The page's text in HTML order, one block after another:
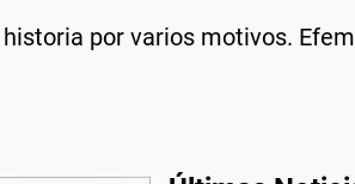
por varios motivos.